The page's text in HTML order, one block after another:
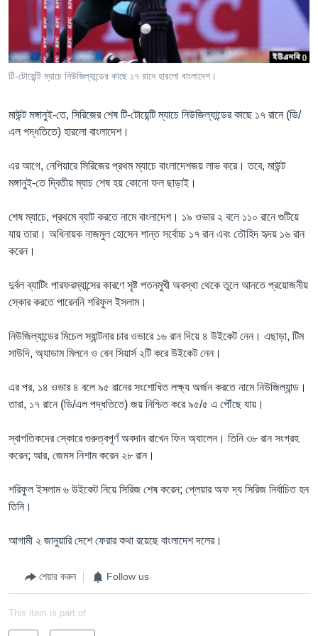
Learning English
FOLLOW US
অন্য ভাষায় ওয়েব সাইট
টি-টোয়েন্টি ম্যাচে নিউজিল্যান্ডের কাছে ১৭ রানে হারলো বাংলাদেশ।
মাউন্ট মঙ্গানুই-তে, সিরিজের শেষ টি-টোয়েন্টি ম্যাচে নিউজিল্যান্ডের কাছে ১৭ রানে (ডি/
এল পদ্ধতিতে) হারলো বাংলাদেশ।
এর আগে, নেপিয়ারে সিরিজের প্রথম ম্যাচে বাংলাদেশজয় লাভ করে। তবে, মাউন্ট
মঙ্গানুই-তে দ্বিতীয় ম্যাচ শেষ হয় কোনো ফল ছাড়াই।
শেষ ম্যাচে, প্রথমে ব্যাট করতে নামে বাংলাদেশ। ১৯ ওভার ২ বলে ১১০ রানে গুটিয়ে
যায় তারা। অধিনায়ক নাজমুল হোসেন শান্ত সর্বোচ্চ ১৭ রান এবং তৌহিদ হৃদয় ১৬ রান
করেন।
দুর্বল ব্যাটিং পারফরম্যান্সের কারণে সৃষ্ট পতনমুখী অবস্থা থেকে তুলে আনতে প্রয়োজনীয়
স্কোর করতে পারেননি শরিফুল ইসলাম।
নিউজিল্যান্ডের মিচেল স্যান্টনার চার ওভারে ১৬ রান দিয়ে ৪ উইকেট নেন। এছাড়া, টিম
সাউদি, অ্যাডাম মিলনে ও বেন সিয়ার্স ২টি করে উইকেট নেন।
এর পর, ১৪ ওভার ৪ বলে ৯৫ রানের সংশোধিত লক্ষ্য অর্জন করতে নামে নিউজিল্যান্ড।
তারা, ১৭ রানে (ডি/এল পদ্ধতিতে) জয় নিশ্চিত করে ৯৫/৫ এ পৌঁছে যায়।
স্বাগতিকদের স্কোরে গুরুত্বপূর্ণ অবদান রাখেন ফিন অ্যালেন। তিনি ৩৮ রান সংগ্রহ
করেন; আর, জেমস নিশাম করেন ২৮ রান।
শরিফুল ইসলাম ৬ উইকেট নিয়ে সিরিজ শেষ করেন; প্লেয়ার অফ দ্য সিরিজ নির্বাচিত হন
তিনি।
আগামী ২ জানুয়ারি দেশে ফেরার কথা রয়েছে বাংলাদেশ দলের।
শেয়ার করুন Follow us
This item is part of